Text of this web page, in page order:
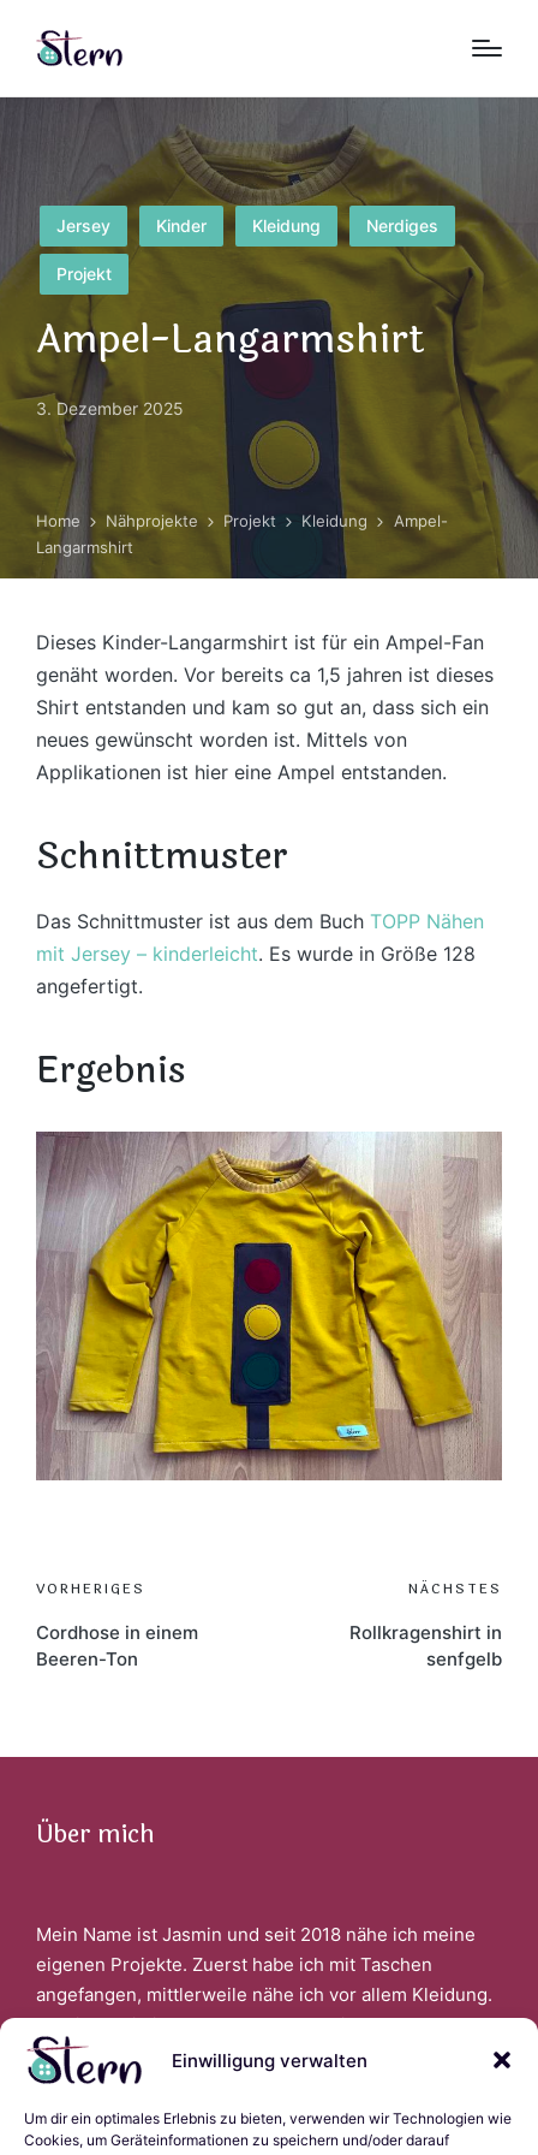
Einwilligung verwalten
Um dir ein optimales Erlebnis zu bieten, verwenden wir Technologien wie
Cookies, um Geräteinformationen zu speichern und/oder darauf
Posted
in
Jersey Kinder Kleidung Nerdiges
Projekt
Ampel-Langarmshirt
3. Dezember 2025
Home Nähprojekte Projekt Kleidung
Ampel-
Langarmshirt
Dieses Kinder-Langarmshirt ist für ein Ampel-Fan
genäht worden. Vor bereits ca 1,5 jahren ist dieses
Shirt entstanden und kam so gut an, dass sich ein
neues gewünscht worden ist. Mittels von
Applikationen ist hier eine Ampel entstanden.
Schnittmuster
Das Schnittmuster ist aus dem Buch TOPP Nähen
mit Jersey – kinderleicht. Es wurde in Größe 128
angefertigt.
Ergebnis
Post
navigation
VORHERIGES
Cordhose in einem
Beeren-Ton
NÄCHSTES
Rollkragenshirt in
senfgelb
Über mich
Mein Name ist Jasmin und seit 2018 nähe ich meine
eigenen Projekte. Zuerst habe ich mit Taschen
angefangen, mittlerweile nähe ich vor allem Kleidung.
Faszinert bin ich auch davon, wenn ich aus alter
Kleidung Neues schaffen kann.
Links